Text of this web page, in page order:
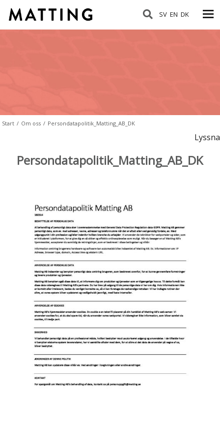
SV EN DK
Start / Om oss / Persondatapolitik_Matting_AB_DK
Lyssna
Persondatapolitik_Matting_AB_DK